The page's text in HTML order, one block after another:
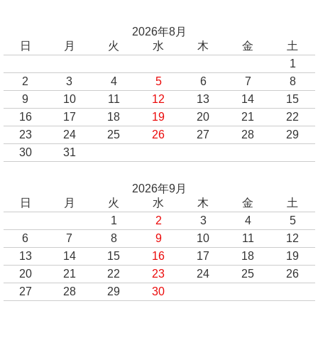
2026年8月
日
月 火 水 木 金
土
1
2
3 4 5 6 7
8
9
10 11 12 13 14
15
16
17 18 19 20 21
22
23
24 25 26 27 28
29
30
31
2026年9月
日
月 火 水 木 金
土
1
2 3 4
5
6
7 8 9 10 11
12
13
14 15 16 17 18
19
20
21 22 23 24 25
26
27
28 29 30